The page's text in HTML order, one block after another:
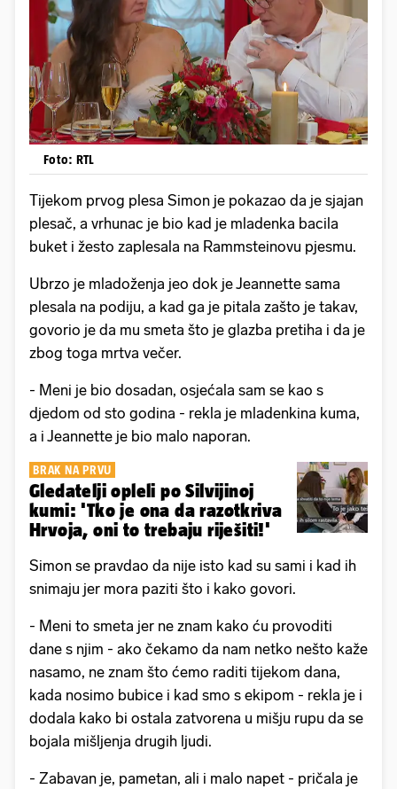
Foto: RTL
Tijekom prvog plesa Simon je pokazao da je sjajan
plesač, a vrhunac je bio kad je mladenka bacila
buket i žesto zaplesala na Rammsteinovu pjesmu.
Ubrzo je mladoženja jeo dok je Jeannette sama
plesala na podiju, a kad ga je pitala zašto je takav,
govorio je da mu smeta što je glazba pretiha i da je
zbog toga mrtva večer.
- Meni je bio dosadan, osjećala sam se kao s
djedom od sto godina - rekla je mladenkina kuma,
a i Jeannette je bio malo naporan.
BRAK NA PRVU
Gledatelji opleli po Silvijinoj
kumi: 'Tko je ona da razotkriva
Hrvoja, oni to trebaju riješiti!'
Simon se pravdao da nije isto kad su sami i kad ih
snimaju jer mora paziti što i kako govori.
- Meni to smeta jer ne znam kako ću provoditi
dane s njim - ako čekamo da nam netko nešto kaže
nasamo, ne znam što ćemo raditi tijekom dana,
kada nosimo bubice i kad smo s ekipom - rekla je i
dodala kako bi ostala zatvorena u mišju rupu da se
bojala mišljenja drugih ljudi.
- Zabavan je, pametan, ali i malo napet - pričala je